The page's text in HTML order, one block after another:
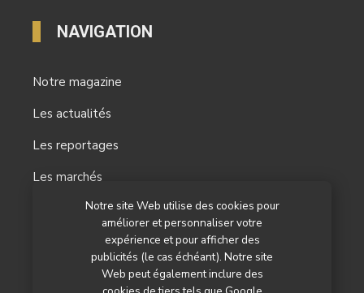
Notre site Web utilise des cookies pour
améliorer et personnaliser votre
expérience et pour afficher des
publicités (le cas échéant). Notre site
Web peut également inclure des
NAVIGATION
Notre magazine
Les actualités
Les reportages
Les marchés
Nos autres titres